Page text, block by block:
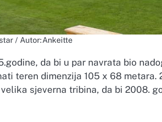
/ Autor:Ankeitte
da bi u par navrata bio
teren dimenzija 105 x 68 metara.
sjeverna tribina, da bi 2008.